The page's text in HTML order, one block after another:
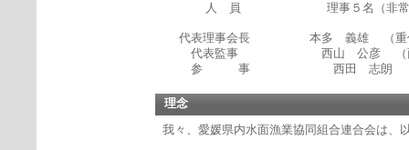
人 員 理事５名（非常勤） 幹事
代表理事会長 本多 義雄 （重信川
代表監事 西山 公彦 （面河川
参 事 西田 志朗
理念
我々、愛媛県内水面漁業協同組合連合会は、